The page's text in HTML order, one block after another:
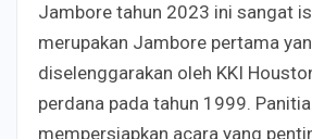
Jambore tahun 2023 ini sangat
merupakan Jambore pertama
diselenggarakan oleh KKI
perdana pada tahun 1999.
mempersiapkan acara yang